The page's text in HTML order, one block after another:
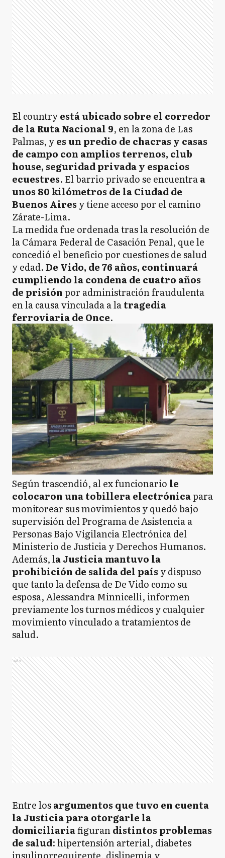
El countryestá ubicado sobre el corredor
de la Ruta Nacional 9, en la zona de Las
Palmas, yes un predio de chacras y casas
de campo con amplios terrenos, club
house, seguridad privada y espacios
ecuestres. El barrio privado se encuentraa
unos 80 kilómetros de la Ciudad de
Buenos Aires y tiene acceso por el camino
Zárate-Lima.
La medida fue ordenada tras la resolución de
la Cámara Federal de Casación Penal, que le
concedió el beneficio por cuestiones de salud
y edad.De Vido, de 76 años, continuará
cumpliendo la condena de cuatro años
de prisiónpor administración fraudulenta
en la causa vinculada a latragedia
ferroviaria de Once.
Según trascendió, al ex funcionario le
colocaron una tobillera electrónicapara
monitorear sus movimientos y quedó bajo
supervisión del Programa de Asistencia a
Personas Bajo Vigilancia Electrónica del
Ministerio de Justicia y Derechos Humanos.
Además, la Justicia mantuvo la
prohibición de salida del país y dispuso
que tanto la defensa de De Vido como su
esposa, Alessandra Minnicelli, informen
previamente los turnos médicos y cualquier
movimiento vinculado a tratamientos de
salud.
Ads
Entre losargumentos que tuvo en cuenta
la Justicia para otorgarle la
domiciliariafigurandistintos problemas
de salud: hipertensión arterial, diabetes
insulinorrequirente, dislipemia y